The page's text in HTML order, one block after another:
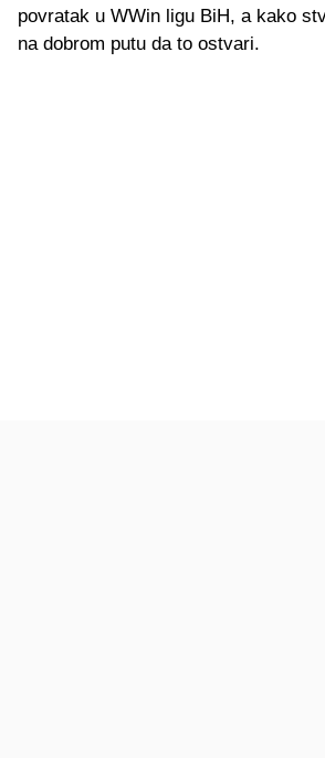
povratak u WWin ligu BiH, a kako
na dobrom putu da to ostvari.